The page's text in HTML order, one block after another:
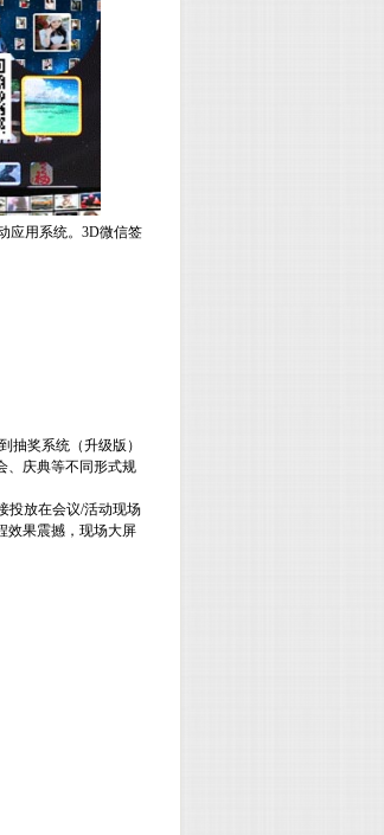
应用系统。 3D微信签
抽奖系统（升级版）
、庆典等不同形式规
投放在会议/活动现场
效果震撼，现场大屏